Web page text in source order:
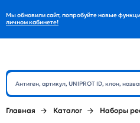
Мы обновили сайт, попробуйте новые
личном кабинете!
Главная Каталог Наборы